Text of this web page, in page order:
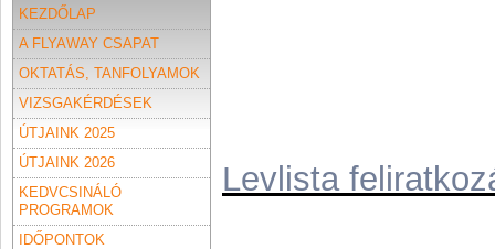
KEZDŐLAP
A FLYAWAY CSAPAT
OKTATÁS, TANFOLYAMOK
VIZSGAKÉRDÉSEK
ÚTJAINK 2025
ÚTJAINK 2026
KEDVCSINÁLÓ
PROGRAMOK
IDŐPONTOK
Levlista